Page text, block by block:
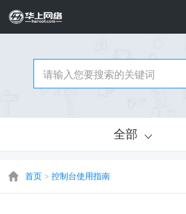
全部
首页 > 控制台使用指南